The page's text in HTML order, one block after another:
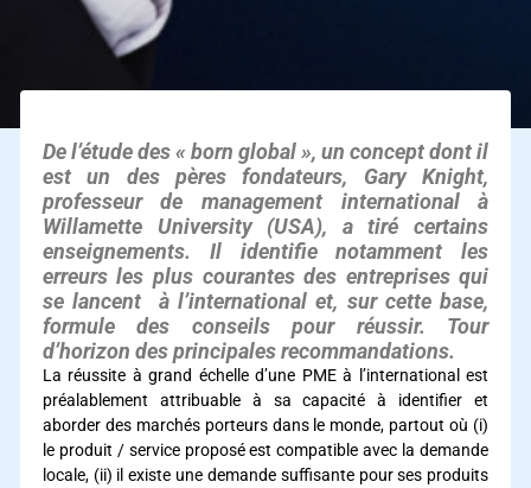
De l’étude des « born global », un concept dont il
est un des pères fondateurs, Gary Knight,
professeur de management international à
Willamette University (USA), a tiré certains
enseignements. Il identifie notamment les
erreurs les plus courantes des entreprises qui
se lancent à l’international et, sur cette base,
formule des conseils pour réussir. Tour
d’horizon des principales recommandations.
La réussite à grand échelle d’une PME à l’international est
préalablement attribuable à sa capacité à identifier et
aborder des marchés porteurs dans le monde, partout où (i)
le produit / service proposé est compatible avec la demande
locale, (ii) il existe une demande suffisante pour ses produits